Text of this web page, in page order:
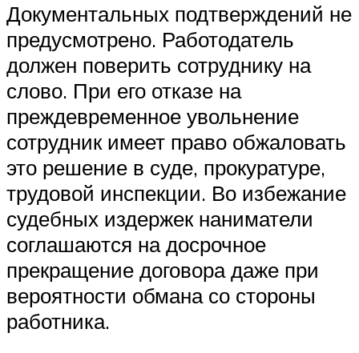
Документальных подтверждений не
предусмотрено. Работодатель
должен поверить сотруднику на
слово. При его отказе на
преждевременное увольнение
сотрудник имеет право обжаловать
это решение в суде, прокуратуре,
трудовой инспекции. Во избежание
судебных издержек наниматели
соглашаются на досрочное
прекращение договора даже при
вероятности обмана со стороны
работника.